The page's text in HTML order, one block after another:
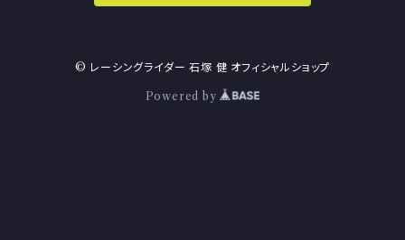
© レーシングライダー 石塚 健 オフィシャルショップ
Powered by